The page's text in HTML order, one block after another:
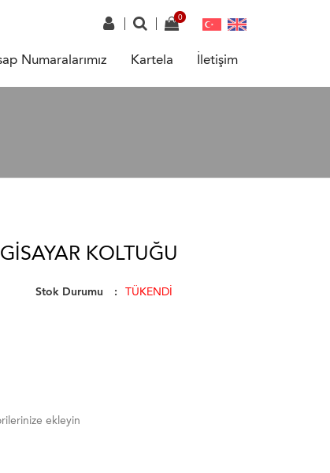
Numaralarımız Kartela İletişim
KOLTUĞU
Stok Durumu TÜKENDİ
ekleyin